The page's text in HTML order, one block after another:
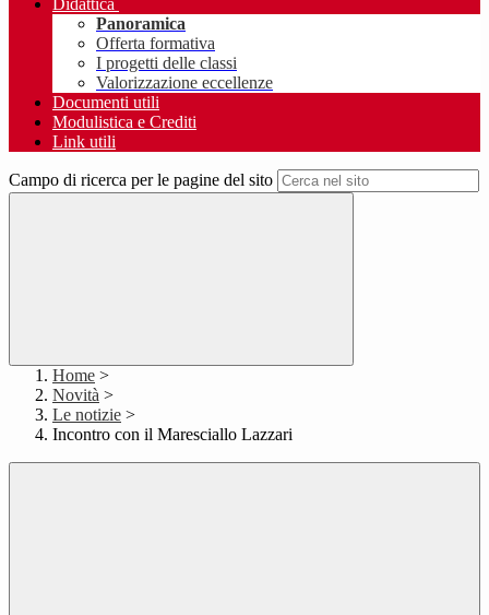
Didattica
Panoramica
Offerta formativa
I progetti delle classi
Valorizzazione eccellenze
Documenti utili
Modulistica e Crediti
Link utili
Campo di ricerca per le pagine del sito
Home >
Novità >
Le notizie >
Incontro con il Maresciallo Lazzari